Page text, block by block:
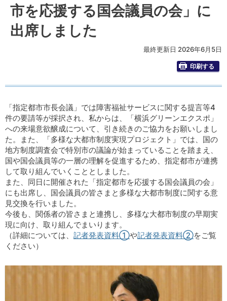
市を応援する国会議員の会」に
出席しました
最終更新日 2026年6月5日
印刷する
「指定都市市長会議」では障害福祉サービスに関する提言等4
件の要請等が採択され、私からは、「横浜グリーンエクスポ」
への来場意欲醸成について、引き続きのご協力をお願いしまし
た。また、「多様な大都市制度実現プロジェクト」では、国の
地方制度調査会で特別市の議論が始まっていることを踏まえ、
国や国会議員等の一層の理解を促進するため、指定都市が連携
して取り組んでいくこととしました。
また、同日に開催された「指定都市を応援する国会議員の会」
にも出席し、国会議員の皆さまと多様な大都市制度に関する意
見交換を行いました。
今後も、関係者の皆さまと連携し、多様な大都市制度の早期実
現に向け、取り組んでまいります。
（詳細については、 記者発表資料①や記者発表資料②をご覧
ください）